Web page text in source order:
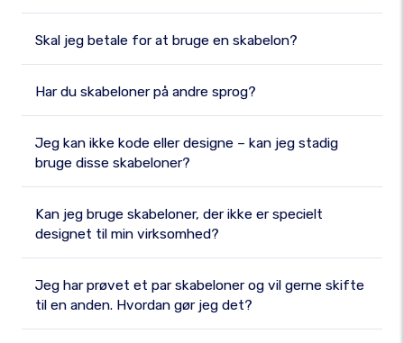
Skal jeg betale for at bruge en skabelon?
Har du skabeloner på andre sprog?
Jeg kan ikke kode eller designe – kan jeg stadig
bruge disse skabeloner?
Kan jeg bruge skabeloner, der ikke er specielt
designet til min virksomhed?
Jeg har prøvet et par skabeloner og vil gerne skifte
til en anden. Hvordan gør jeg det?